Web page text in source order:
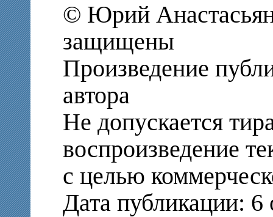
© Юрий
защищены
Произведение
автора
Не допускается
воспроизведение
с целью
Дата публикации: 6